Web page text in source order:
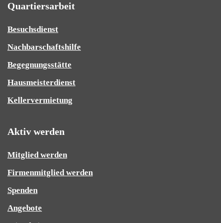
Quartiersarbeit
Besuchsdienst
Nachbarschaftshilfe
Begegnungsstätte
Hausmeisterdienst
Kellervermietung
Aktiv werden
Mitglied werden
Firmenmitglied werden
Spenden
Angebote